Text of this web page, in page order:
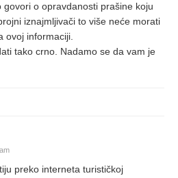
govori o opravdanosti prašine koju
iznajmljivači to više neće morati
ovoj informaciji.
tako crno. Nadamo se da vam je
preko interneta turističkoj